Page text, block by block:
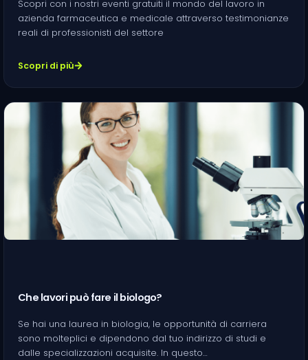
Scopri con i nostri eventi gratuiti il mondo del lavoro in
azienda farmaceutica e medicale attraverso testimonianze
reali di professionisti del settore
Scopri di più
Che lavori può fare il biologo?
Se hai una laurea in biologia, le opportunità di carriera
sono molteplici e dipendono dal tuo indirizzo di studi e
dalle specializzazioni acquisite. In questo…